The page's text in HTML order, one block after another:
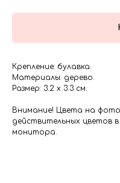
Крепление: булавка.
Материалы: дерево.
Размер: 3.2 х 3.3 см.
Внимание! Цвета на
действительных цветов
монитора.